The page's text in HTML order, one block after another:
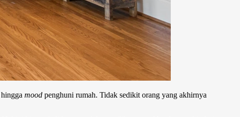
mood penghuni rumah. Tidak sedikit orang yang akhirnya